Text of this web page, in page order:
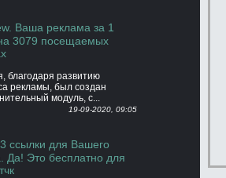
Ваша реклама за 1
3079 посещаемых
благодаря развитию
рекламы, был создан
модуль, с...
19-09-2020, 09:05
ссылки для Вашего
Да! Это бесплатно для